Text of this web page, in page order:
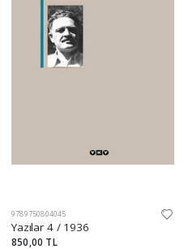
9789750804045
Yazılar 4 / 1936
850,00 TL